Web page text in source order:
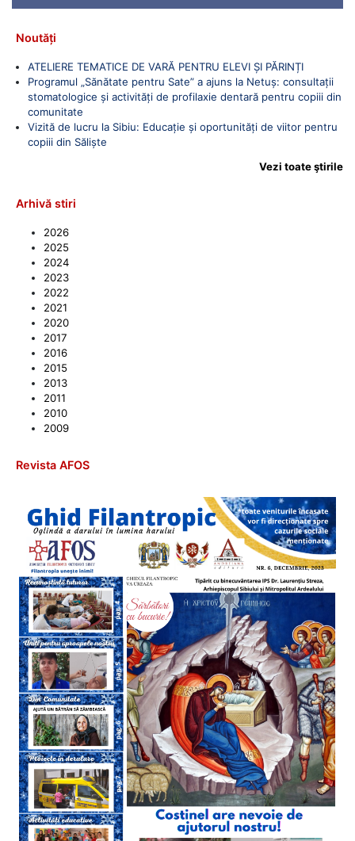
Noutăți
ATELIERE TEMATICE DE VARĂ PENTRU ELEVI ȘI PĂRINȚI
Programul „Sănătate pentru Sate” a ajuns la Netuș: consultații
stomatologice și activități de profilaxie dentară pentru copiii din
comunitate
Vizită de lucru la Sibiu: Educație și oportunități de viitor pentru
copiii din Săliște
Vezi toate ştirile
Arhivă stiri
2026
2025
2024
2023
2022
2021
2020
2017
2016
2015
2013
2011
2010
2009
Revista AFOS